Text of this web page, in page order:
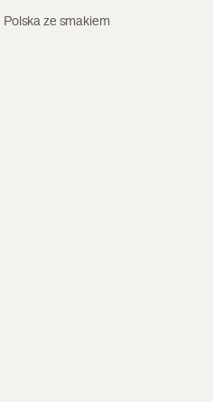
windy w Warszawie
Polska ze smakiem